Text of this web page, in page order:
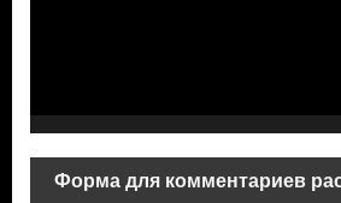
Форма для комментариев